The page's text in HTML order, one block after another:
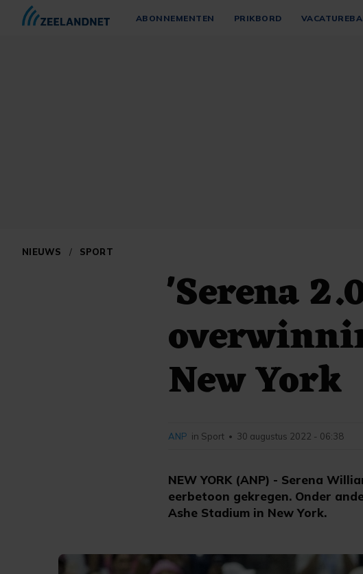
ABONNEMENTEN PRIKBORD
NIEUWS / SPORT
'Serena
New York
NEW YORK (ANP) - Serena
eerbetoon gekregen. Onder
Ashe Stadium in New York.
ANP in Sport • 30 augustus 2022 - 06:38